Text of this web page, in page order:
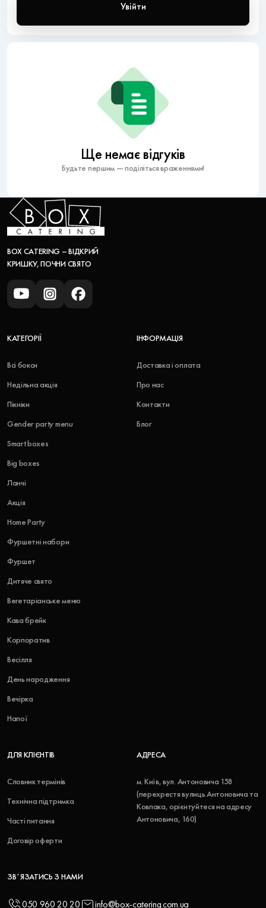
Ще немає відгуків
Будьте першим — поділіться враженнями!
Увійти
BOX CATERING – ВІДКРИЙ
КРИШКУ, ПОЧНИ СВЯТО
КАТЕГОРІЇ
Всі бокси
Недільна акція
Пікніки
Gender party menu
Smart boxes
Big boxes
Ланчі
Акція
Home Party
Фуршетні набори
Фуршет
Дитяче свято
Вегетаріанське меню
Кава брейк
Корпоратив
Весілля
День народження
Вечірка
Напої
ІНФОРМАЦІЯ
Доставка і оплата
Про нас
Контакти
Блог
ДЛЯ КЛІЄНТІВ
Словник термінів
Технічна підтримка
Часті питання
Договір оферти
АДРЕСА
м. Київ, вул. Антоновича 158
(перехрестя вулиць Антоновича та
Ковпака, орієнтуйтеся на адресу
Антоновича, 160)
ЗВʼЯЗАТИСЬ З НАМИ
050 960 20 20 info@box-catering.com.ua